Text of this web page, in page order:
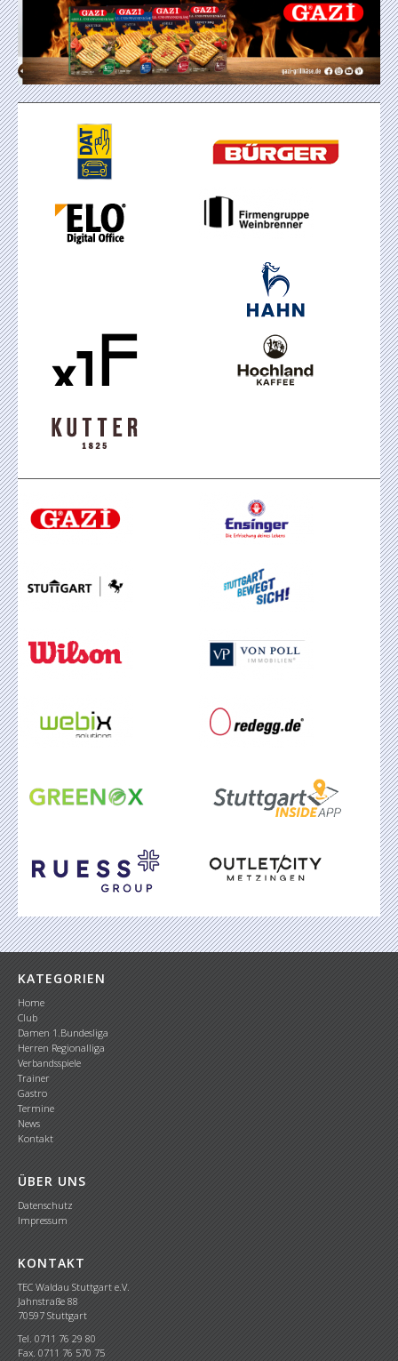
KATEGORIEN
Home
Club
Damen 1.Bundesliga
Herren Regionalliga
Verbandsspiele
Trainer
Gastro
Termine
News
Kontakt
ÜBER UNS
Datenschutz
Impressum
KONTAKT
TEC Waldau Stuttgart e.V.
Jahnstraße 88
70597 Stuttgart
Tel. 0711 76 29 80
Fax. 0711 76 570 75